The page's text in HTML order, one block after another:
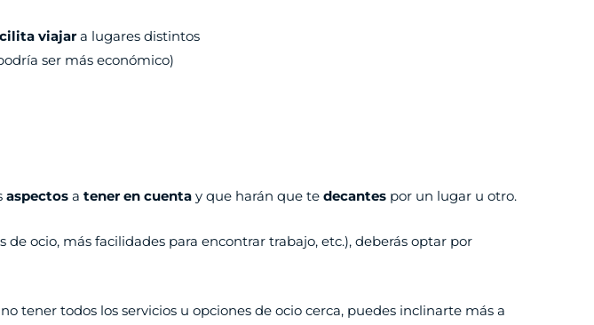
viajara lugares distintos
ser más económico)
aspectos a tener en cuenta y que harán que te decantes por un lugar u otro.
ocio, más facilidades para encontrar trabajo, etc.), deberás optar por
tener todos los servicios u opciones de ocio cerca, puedes inclinarte más a